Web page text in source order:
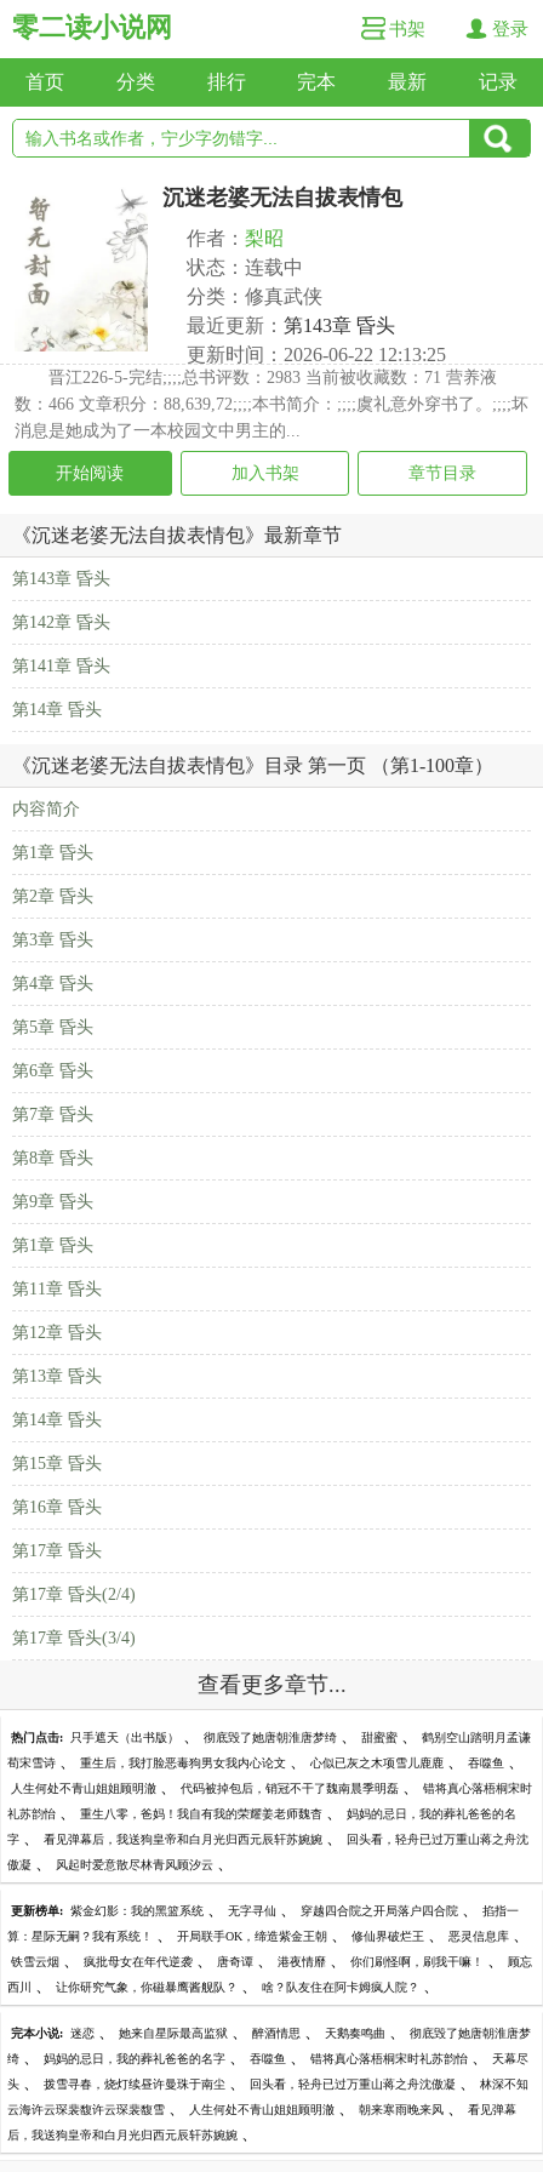
零二读小说网 书架 登录
首页 分类 排行 完本 最新 记录
沉迷老婆无法自拔表情包
作者： 梨昭
状态：连载中
分类：修真武侠
最近更新： 第143章 昏头
更新时间：2026-06-22 12:13:25
晋江226-5-完结;;;;总书评数：2983 当前被收藏数：71 营养液
数：466 文章积分：88,639,72;;;;本书简介：;;;;虞礼意外穿书了。;;;;坏
消息是她成为了一本校园文中男主的...
开始阅读 加入书架 章节目录
《沉迷老婆无法自拔表情包》最新章节
第143章 昏头
第142章 昏头
第141章 昏头
第14章 昏头
《沉迷老婆无法自拔表情包》目录 第一页 （第1-100章）
内容简介
第1章 昏头
第2章 昏头
第3章 昏头
第4章 昏头
第5章 昏头
第6章 昏头
第7章 昏头
第8章 昏头
第9章 昏头
第1章 昏头
第11章 昏头
第12章 昏头
第13章 昏头
第14章 昏头
第15章 昏头
第16章 昏头
第17章 昏头
第17章 昏头(2/4)
第17章 昏头(3/4)
查看更多章节...
热门点击: 只手遮天（出书版） 、 彻底毁了她唐朝淮唐梦绮 、 甜蜜蜜 、 鹤别空山踏明月孟谦
荀宋雪诗 、 重生后，我打脸恶毒狗男女我内心论文 、 心似已灰之木项雪儿鹿鹿 、 吞噬鱼 、
人生何处不青山姐姐顾明澈 、 代码被掉包后，销冠不干了魏南晨季明磊 、 错将真心落梧桐宋时
礼苏韵怡 、 重生八零，爸妈！我自有我的荣耀姜老师魏杳 、 妈妈的忌日，我的葬礼爸爸的名
字 、 看见弹幕后，我送狗皇帝和白月光归西元辰轩苏婉婉 、 回头看，轻舟已过万重山蒋之舟沈
傲凝 、 风起时爱意散尽林青风顾汐云 、
更新榜单: 紫金幻影：我的黑篮系统 、 无字寻仙 、 穿越四合院之开局落户四合院 、 掐指一
算：星际无嗣？我有系统！ 、 开局联手OK，缔造紫金王朝 、 修仙界破烂王 、 恶灵信息库 、
铁雪云烟 、 疯批母女在年代逆袭 、 唐奇谭 、 港夜情靡 、 你们刷怪啊，刷我干嘛！ 、 顾忘
西川 、 让你研究气象，你磁暴鹰酱舰队？ 、 啥？队友住在阿卡姆疯人院？ 、
完本小说: 迷恋 、 她来自星际最高监狱 、 醉酒情思 、 天鹅奏鸣曲 、 彻底毁了她唐朝淮唐梦
绮 、 妈妈的忌日，我的葬礼爸爸的名字 、 吞噬鱼 、 错将真心落梧桐宋时礼苏韵怡 、 天幕尽
头 、 拨雪寻春，烧灯续昼许曼珠于南尘 、 回头看，轻舟已过万重山蒋之舟沈傲凝 、 林深不知
云海许云琛裴馥许云琛裴馥雪 、 人生何处不青山姐姐顾明澈 、 朝来寒雨晚来风 、 看见弹幕
后，我送狗皇帝和白月光归西元辰轩苏婉婉 、